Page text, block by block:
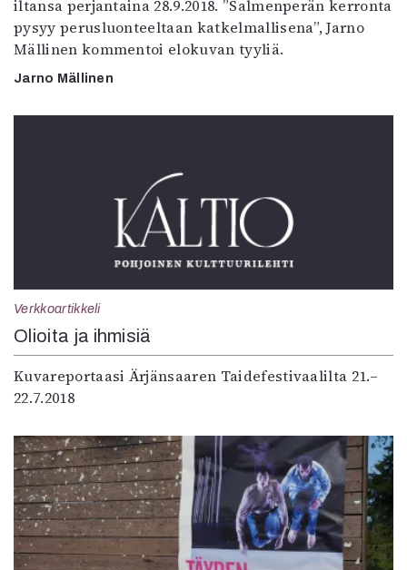
iltansa perjantaina 28.9.2018. ”Salmenperän kerronta
pysyy perusluonteeltaan katkelmallisena”, Jarno
Mällinen kommentoi elokuvan tyyliä.
Jarno Mällinen
Verkkoartikkeli
Olioita ja ihmisiä
Kuvareportaasi Ärjänsaaren Taidefestivaalilta 21.–
22.7.2018